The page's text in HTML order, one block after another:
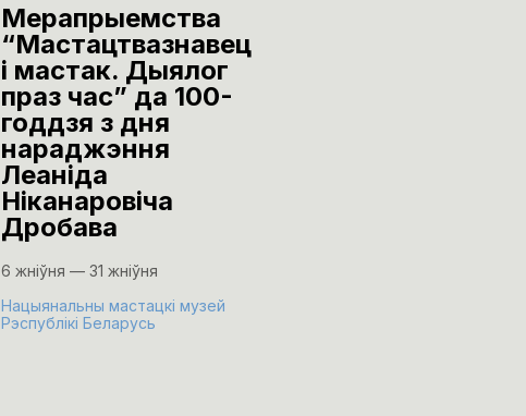
Мерапрыемства
“Мастацтвазнавец
і мастак. Дыялог
праз час” да 100-
годдзя з дня
нараджэння
Леаніда
Ніканаровіча
Дробава
6 жніўня — 31 жніўня
Нацыянальны мастацкі музей
Рэспублікі Беларусь